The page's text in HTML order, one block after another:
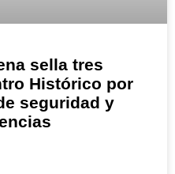
sella tres
Histórico por
seguridad y